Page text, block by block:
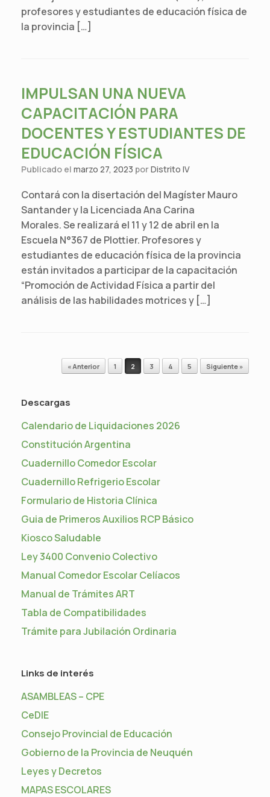
profesores y estudiantes de educación física de
la provincia […]
IMPULSAN UNA NUEVA
CAPACITACIÓN PARA
DOCENTES Y ESTUDIANTES DE
EDUCACIÓN FÍSICA
Publicado el marzo 27, 2023 porDistrito IV
Contará con la disertación del Magíster Mauro
Santander y la Licenciada Ana Carina
Morales. Se realizará el 11 y 12 de abril en la
Escuela N°367 de Plottier. Profesores y
estudiantes de educación física de la provincia
están invitados a participar de la capacitación
“Promoción de Actividad Física a partir del
análisis de las habilidades motrices y […]
Navegador de artículos
« Anterior 1 2 3 4 5 Siguiente »
Descargas
Calendario de Liquidaciones 2026
Constitución Argentina
Cuadernillo Comedor Escolar
Cuadernillo Refrigerio Escolar
Formulario de Historia Clínica
Guia de Primeros Auxilios RCP Básico
Kiosco Saludable
Ley 3400 Convenio Colectivo
Manual Comedor Escolar Celíacos
Manual de Trámites ART
Tabla de Compatibilidades
Trámite para Jubilación Ordinaria
Links de interés
ASAMBLEAS – CPE
CeDIE
Consejo Provincial de Educación
Gobierno de la Provincia de Neuquén
Leyes y Decretos
MAPAS ESCOLARES